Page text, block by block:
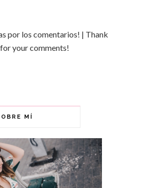
por los comentarios! | Thank
your comments!
MÍ